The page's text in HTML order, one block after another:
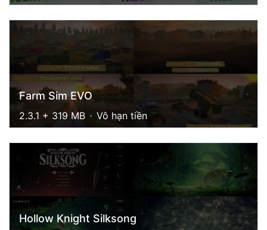
Farm Sim EVO
2.3.1 + 319 MB Vô hạn tiền
Hollow Knight Silksong